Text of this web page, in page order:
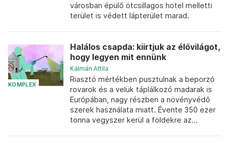
városban épülő ötcsillagos hotel melletti
terület is védett lápterület marad.
KOMPLEX
Halálos csapda: kiirtjuk az élővilágot,
hogy legyen mit ennünk
Kálmán Attila
Riasztó mértékben pusztulnak a beporzó
rovarok és a velük táplálkozó madarak is
Európában, nagy részben a növényvédő
szerek használata miatt. Évente 350 ezer
tonna vegyszer kerül a földekre az...